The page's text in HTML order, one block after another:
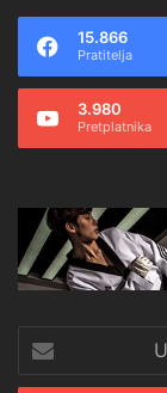
15.866
Pratitelja
3.980
Pretplatnika
svoju
mail